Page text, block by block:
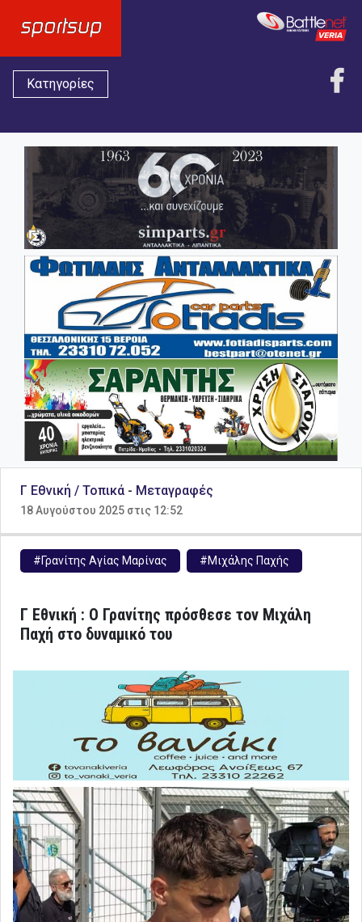
Κατηγορίες
Γ Εθνική / Τοπικά - Μεταγραφές
18 Αυγούστου 2025 στις 12:52
#Γρανίτης Αγίας Μαρίνας #Μιχάλης Παχής
Γ Εθνική : Ο Γρανίτης πρόσθεσε τον Μιχάλη
Παχή στο δυναμικό του